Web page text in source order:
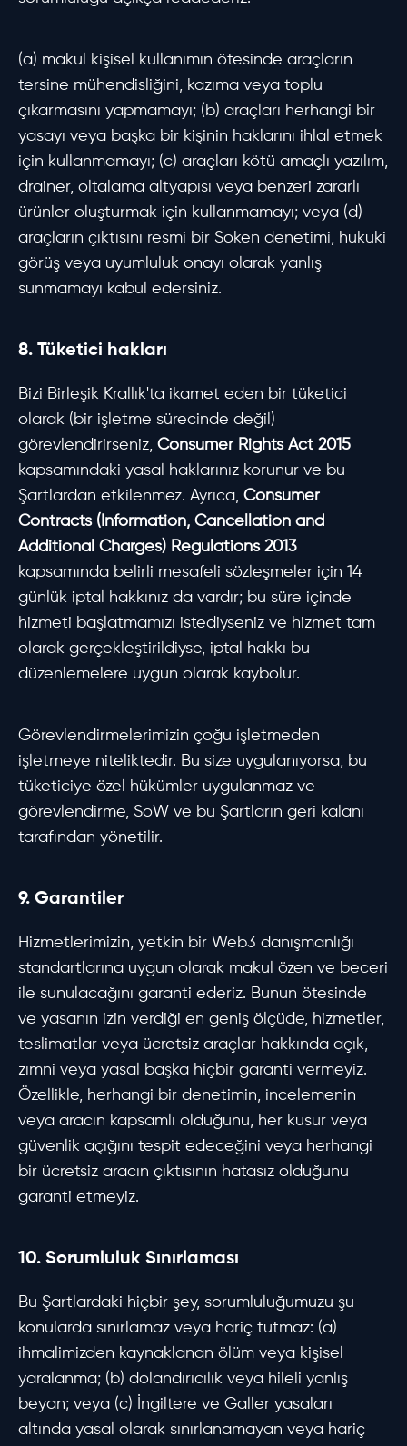
(a) makul kişisel kullanımın ötesinde araçların
tersine mühendisliğini, kazıma veya toplu
çıkarmasını yapmamayı; (b) araçları herhangi bir
yasayı veya başka bir kişinin haklarını ihlal etmek
için kullanmamayı; (c) araçları kötü amaçlı yazılım,
drainer, oltalama altyapısı veya benzeri zararlı
ürünler oluşturmak için kullanmamayı; veya (d)
araçların çıktısını resmi bir Soken denetimi, hukuki
görüş veya uyumluluk onayı olarak yanlış
sunmamayı kabul edersiniz.
8. Tüketici hakları
Bizi Birleşik Krallık'ta ikamet eden bir tüketici
olarak (bir işletme sürecinde değil)
görevlendirirseniz, Consumer Rights Act 2015
kapsamındaki yasal haklarınız korunur ve bu
Şartlardan etkilenmez. Ayrıca, Consumer
Contracts (Information, Cancellation and
Additional Charges) Regulations 2013
kapsamında belirli mesafeli sözleşmeler için 14
günlük iptal hakkınız da vardır; bu süre içinde
hizmeti başlatmamızı istediyseniz ve hizmet tam
olarak gerçekleştirildiyse, iptal hakkı bu
düzenlemelere uygun olarak kaybolur.
Görevlendirmelerimizin çoğu işletmeden
işletmeye niteliktedir. Bu size uygulanıyorsa, bu
tüketiciye özel hükümler uygulanmaz ve
görevlendirme, SoW ve bu Şartların geri kalanı
tarafından yönetilir.
9. Garantiler
Hizmetlerimizin, yetkin bir Web3 danışmanlığı
standartlarına uygun olarak makul özen ve beceri
ile sunulacağını garanti ederiz. Bunun ötesinde
ve yasanın izin verdiği en geniş ölçüde, hizmetler,
teslimatlar veya ücretsiz araçlar hakkında açık,
zımni veya yasal başka hiçbir garanti vermeyiz.
Özellikle, herhangi bir denetimin, incelemenin
veya aracın kapsamlı olduğunu, her kusur veya
güvenlik açığını tespit edeceğini veya herhangi
bir ücretsiz aracın çıktısının hatasız olduğunu
garanti etmeyiz.
10. Sorumluluk Sınırlaması
Bu Şartlardaki hiçbir şey, sorumluluğumuzu şu
konularda sınırlamaz veya hariç tutmaz: (a)
ihmalimizden kaynaklanan ölüm veya kişisel
yaralanma; (b) dolandırıcılık veya hileli yanlış
beyan; veya (c) İngiltere ve Galler yasaları
altında yasal olarak sınırlanamayan veya hariç